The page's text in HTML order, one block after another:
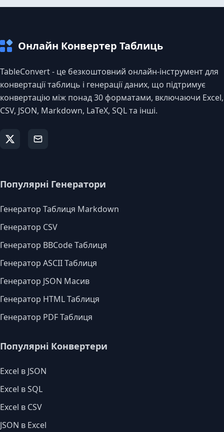
Онлайн Конвертер Таблиць
TableConvert - це безкоштовний онлайн-інструмент для
конвертації таблиць і генерації даних, що підтримує
конвертацію між понад 30 форматами, включаючи Excel,
CSV, JSON, Markdown, LaTeX, SQL та інші.
Популярні Генератори
Генератор Таблиця Markdown
Генератор CSV
Генератор BBCode Таблиця
Генератор ASCII Таблиця
Генератор JSON Масив
Генератор HTML Таблиця
Генератор PDF Таблиця
Популярні Конвертери
Excel в JSON
Excel в SQL
Excel в CSV
JSON в Excel